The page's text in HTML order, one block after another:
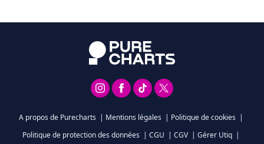
A propos de Purecharts | Mentions légales | Politique de cookies |
Politique de protection des données | CGU | CGV | Gérer Utiq |